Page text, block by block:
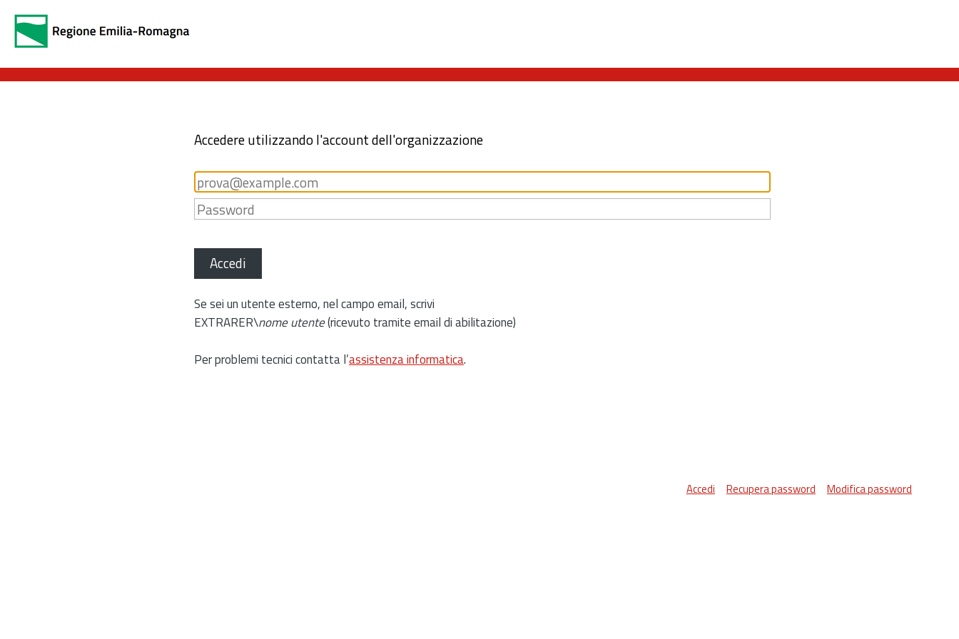
Accedere utilizzando l'account dell'organizzazione
Accedi
Se sei un utente esterno, nel campo email, scrivi
EXTRARER\nome utente(ricevuto tramite email di abilitazione)
Per problemi tecnici contatta l’assistenza informatica.
Accedi Recupera password Modifica password